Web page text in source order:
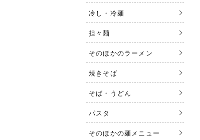
冷し・冷麺
担々麺
そのほかのラーメン
焼きそば
そば・うどん
パスタ
そのほかの麺メニュー